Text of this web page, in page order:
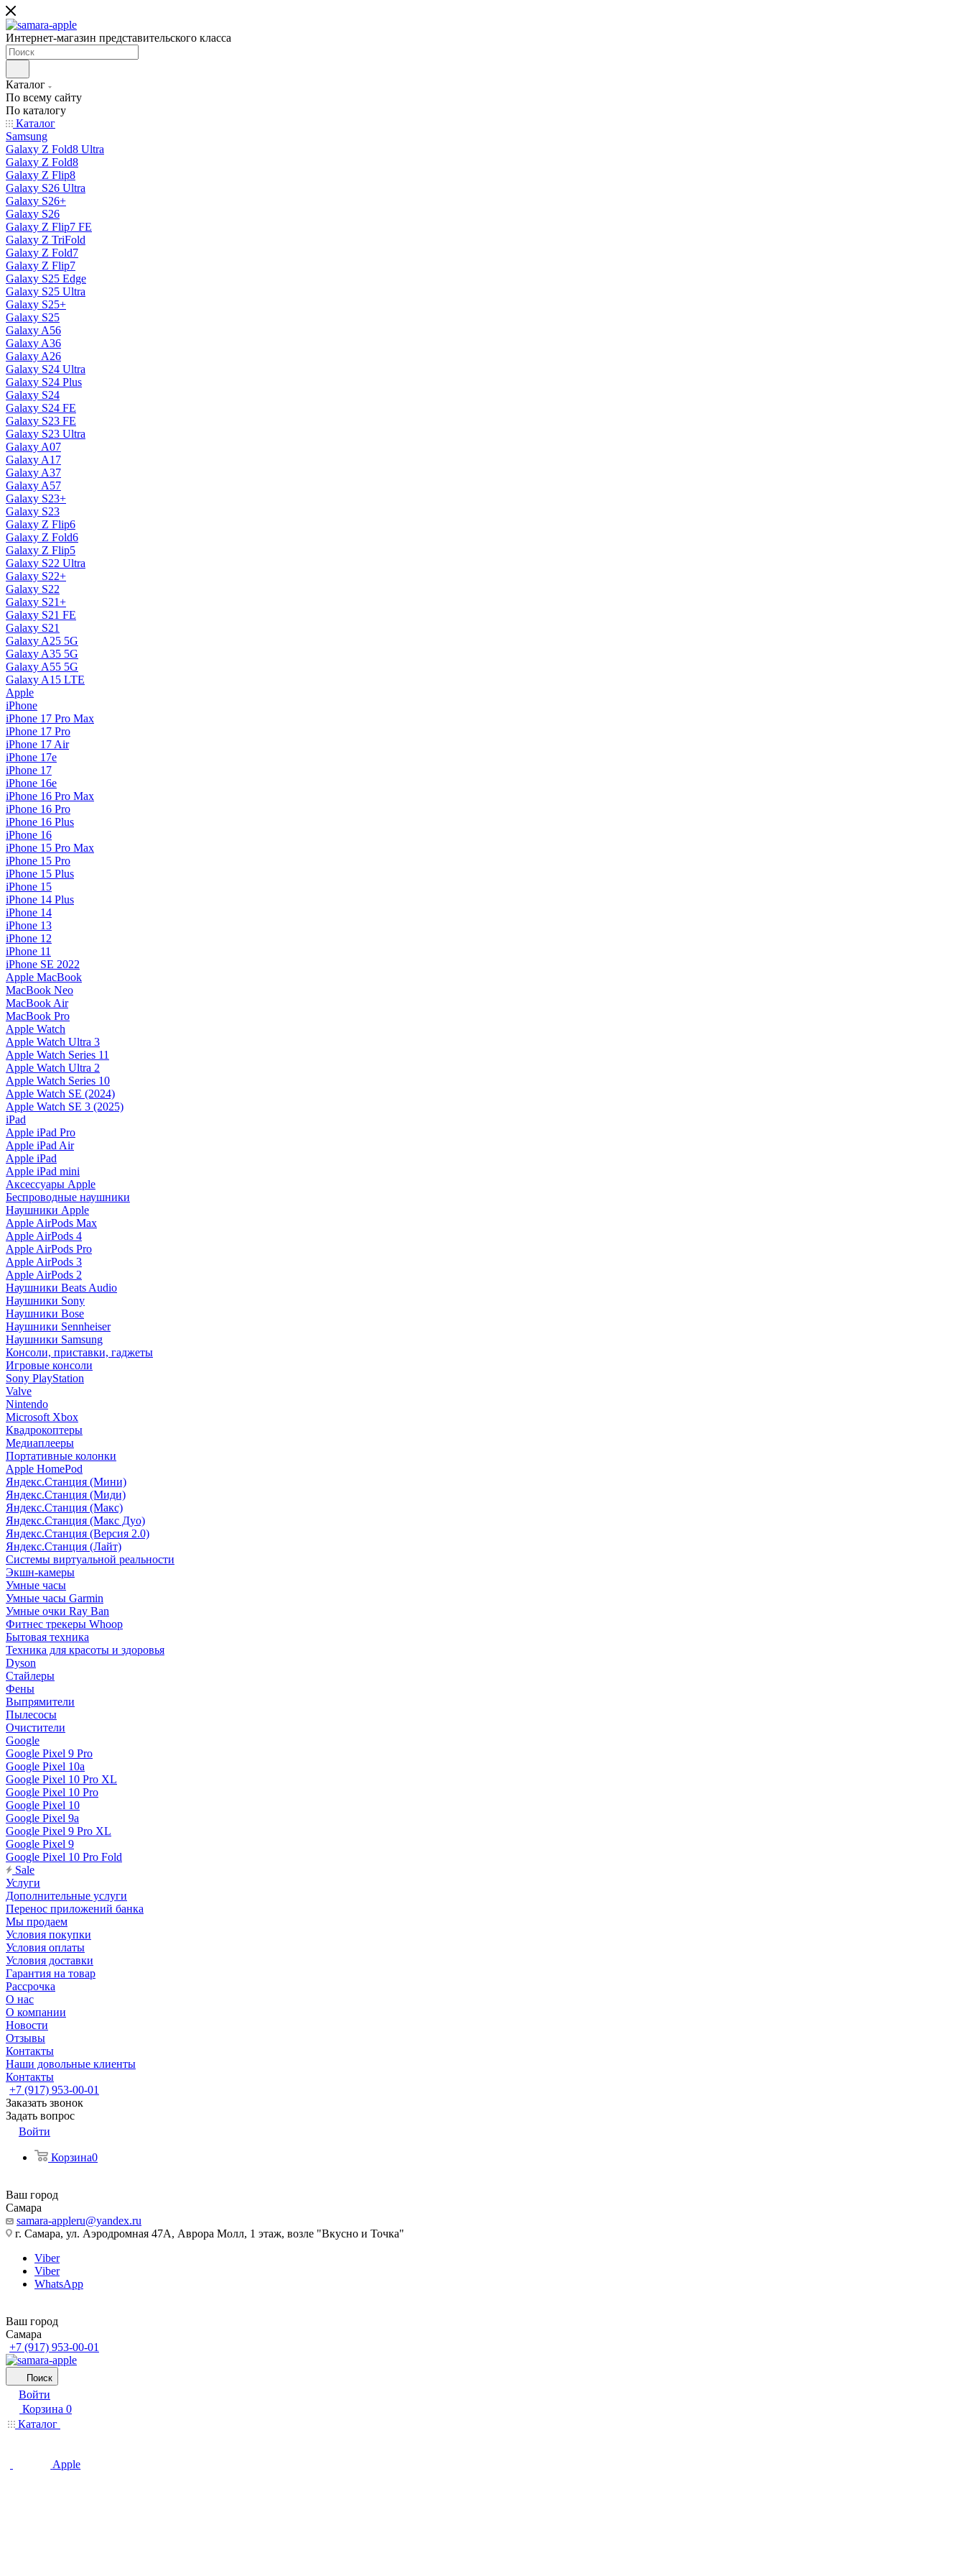
Интернет-магазин представительского класса
Каталог
По всему сайту
По каталогу
Каталог
Samsung
Galaxy Z Fold8 Ultra
Galaxy Z Fold8
Galaxy Z Flip8
Galaxy S26 Ultra
Galaxy S26+
Galaxy S26
Galaxy Z Flip7 FE
Galaxy Z TriFold
Galaxy Z Fold7
Galaxy Z Flip7
Galaxy S25 Edge
Galaxy S25 Ultra
Galaxy S25+
Galaxy S25
Galaxy A56
Galaxy A36
Galaxy A26
Galaxy S24 Ultra
Galaxy S24 Plus
Galaxy S24
Galaxy S24 FE
Galaxy S23 FE
Galaxy S23 Ultra
Galaxy A07
Galaxy A17
Galaxy A37
Galaxy A57
Galaxy S23+
Galaxy S23
Galaxy Z Flip6
Galaxy Z Fold6
Galaxy Z Flip5
Galaxy S22 Ultra
Galaxy S22+
Galaxy S22
Galaxy S21+
Galaxy S21 FE
Galaxy S21
Galaxy A25 5G
Galaxy A35 5G
Galaxy A55 5G
Galaxy A15 LTE
Apple
iPhone
iPhone 17 Pro Max
iPhone 17 Pro
iPhone 17 Air
iPhone 17e
iPhone 17
iPhone 16e
iPhone 16 Pro Max
iPhone 16 Pro
iPhone 16 Plus
iPhone 16
iPhone 15 Pro Max
iPhone 15 Pro
iPhone 15 Plus
iPhone 15
iPhone 14 Plus
iPhone 14
iPhone 13
iPhone 12
iPhone 11
iPhone SE 2022
Apple MacBook
MacBook Neo
MacBook Air
MacBook Pro
Apple Watch
Apple Watch Ultra 3
Apple Watch Series 11
Apple Watch Ultra 2
Apple Watch Series 10
Apple Watch SE (2024)
Apple Watch SE 3 (2025)
iPad
Apple iPad Pro
Apple iPad Air
Apple iPad
Apple iPad mini
Аксессуары Apple
Беспроводные наушники
Наушники Apple
Apple AirPods Max
Apple AirPods 4
Apple AirPods Pro
Apple AirPods 3
Apple AirPods 2
Наушники Beats Audio
Наушники Sony
Наушники Bose
Наушники Sennheiser
Наушники Samsung
Консоли, приставки, гаджеты
Игровые консоли
Sony PlayStation
Valve
Nintendo
Microsoft Xbox
Квадрокоптеры
Медиаплееры
Портативные колонки
Apple HomePod
Яндекс.Станция (Мини)
Яндекс.Станция (Миди)
Яндекс.Станция (Макс)
Яндекс.Станция (Макс Дуо)
Яндекс.Станция (Версия 2.0)
Яндекс.Станция (Лайт)
Системы виртуальной реальности
Экшн-камеры
Умные часы
Умные часы Garmin
Умные очки Ray Ban
Фитнес трекеры Whoop
Бытовая техника
Техника для красоты и здоровья
Dyson
Стайлеры
Фены
Выпрямители
Пылесосы
Очистители
Google
Google Pixel 9 Pro
Google Pixel 10a
Google Pixel 10 Pro XL
Google Pixel 10 Pro
Google Pixel 10
Google Pixel 9a
Google Pixel 9 Pro XL
Google Pixel 9
Google Pixel 10 Pro Fold
Sale
Услуги
Дополнительные услуги
Перенос приложений банка
Мы продаем
Условия покупки
Условия оплаты
Условия доставки
Гарантия на товар
Рассрочка
О нас
О компании
Новости
Отзывы
Контакты
Наши довольные клиенты
Контакты
+7 (917) 953-00-01
Заказать звонок
Задать вопрос
Войти
Корзина0
Ваш город
Самара
samara-appleru@yandex.ru
г. Самара, ул. Аэродромная 47А, Аврора Молл, 1 этаж, возле "Вкусно и Точка"
Viber
Viber
WhatsApp
Ваш город
Самара
+7 (917) 953-00-01
Поиск
Войти
Корзина 0
Каталог
Apple